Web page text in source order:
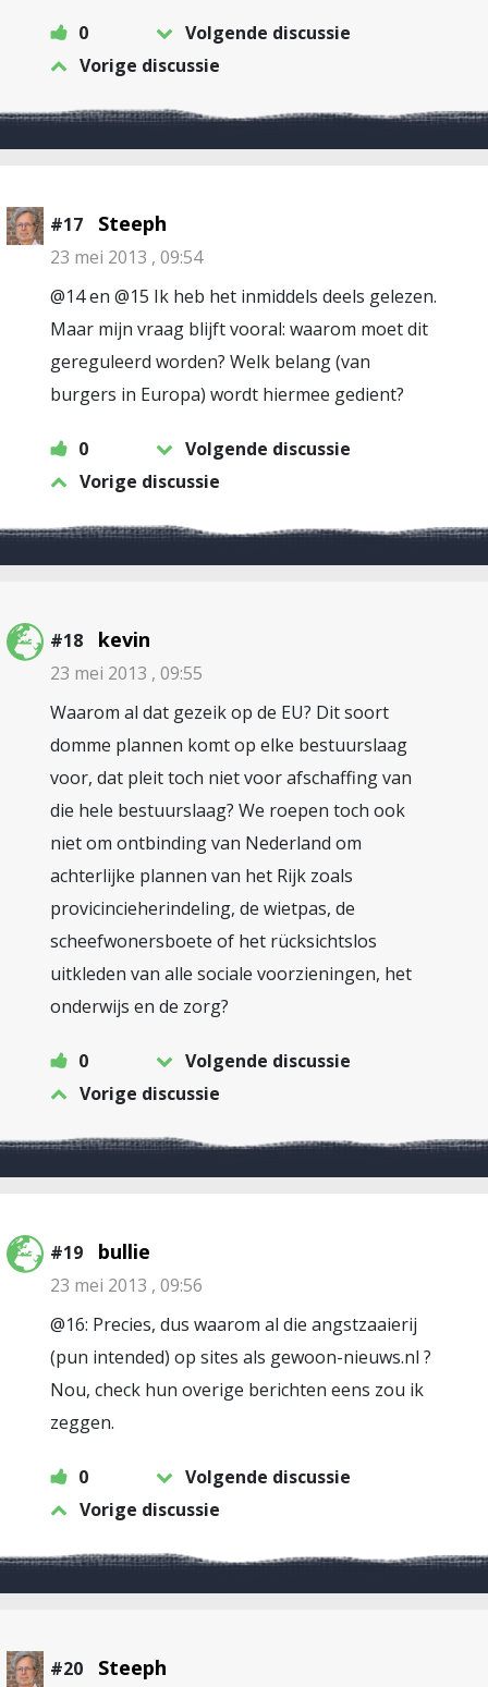
0
Volgende discussie
Vorige discussie
#17 Steeph
23 mei 2013 , 09:54
@14 en @15 Ik heb het inmiddels deels gelezen.
Maar mijn vraag blijft vooral: waarom moet dit
gereguleerd worden? Welk belang (van
burgers in Europa) wordt hiermee gedient?
0
Volgende discussie
Vorige discussie
#18 kevin
23 mei 2013 , 09:55
Waarom al dat gezeik op de EU? Dit soort
domme plannen komt op elke bestuurslaag
voor, dat pleit toch niet voor afschaffing van
die hele bestuurslaag? We roepen toch ook
niet om ontbinding van Nederland om
achterlijke plannen van het Rijk zoals
provicincieherindeling, de wietpas, de
scheefwonersboete of het rücksichtslos
uitkleden van alle sociale voorzieningen, het
onderwijs en de zorg?
0
Volgende discussie
Vorige discussie
#19 bullie
23 mei 2013 , 09:56
@16: Precies, dus waarom al die angstzaaierij
(pun intended) op sites als gewoon-nieuws.nl ?
Nou, check hun overige berichten eens zou ik
zeggen.
0
Volgende discussie
Vorige discussie
#20 Steeph